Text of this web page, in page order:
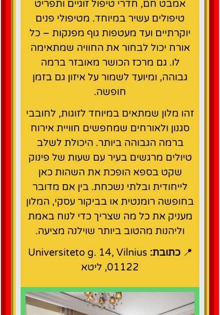
אמבט חם, חדרי טיפול זוגיים ותפריט
טיפולים עשיר במיוחד. מטיפולי פנים
יוקרתיים ועד מעטפות גוף מפנקות – כל
אורח יכול לבחור את החוויה שמתאימה
לו. גם מרכז הכושר מאובזר ברמה
גבוהה, ומיועד לשמור על איזון גם בזמן
חופשה.
זהו מלון שמתאים במיוחד לזוגות, לחובבי
סגנון ולאורחים שמחפשים חוויית אירוח
ברמה הגבוהה ביותר. היכולת לשלב
טיולים מרגשים בעיר עם שעות של פינוק
שקט בספא הופכת את השהות כאן
לייחודית ובלתי נשכחת. בין אם מדובר
בחופשה רומנטית או בביקור עסקי, המלון
מעניק את כל מה שצריך כדי לנוח באמת
וליהנות מהטוב ביותר שוילנה מציעה.
📍כתובת: Universiteto g. 14, Vilnius
01122, ליטא